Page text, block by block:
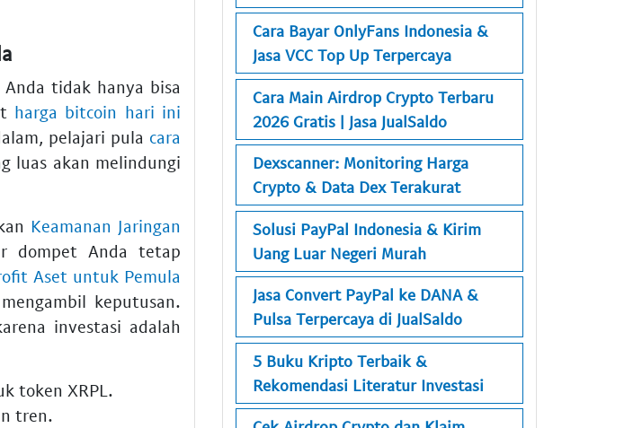
tidak hanya bisa
harga bitcoin hari ini
pelajari pula cara
luas akan melindungi
Keamanan Jaringan
dompet Anda tetap
Aset untuk Pemula
keputusan.
investasi adalah
token XRPL.
tren.
Cara Bayar OnlyFans Indonesia &
Jasa VCC Top Up Terpercaya
Cara Main Airdrop Crypto Terbaru
2026 Gratis | Jasa JualSaldo
Dexscanner: Monitoring Harga
Crypto & Data Dex Terakurat
Solusi PayPal Indonesia & Kirim
Uang Luar Negeri Murah
Jasa Convert PayPal ke DANA &
Pulsa Terpercaya di JualSaldo
5 Buku Kripto Terbaik &
Rekomendasi Literatur Investasi